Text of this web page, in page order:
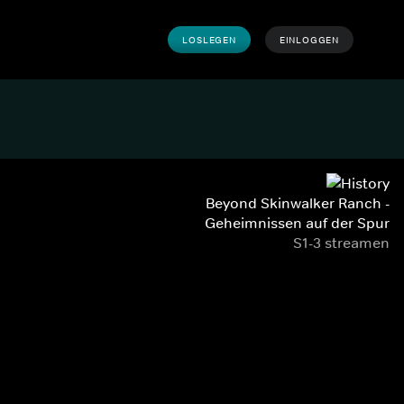
LOSLEGEN EINLOGGEN
Beyond Skinwalker Ranch -
Geheimnissen auf der Spur
S1-3 streamen